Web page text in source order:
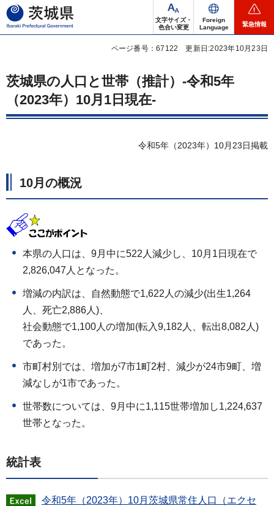
茨城県
文字サイズ・
色合い変更
Foreign
Language
緊急情報
ページ番号：67122 更新日:2023年10月23日
茨城県の人口と世帯（推計）-令和5年
（2023年）10月1日現在-
令和5年（2023年）10月23日掲載
10月の概況
本県の人口は、9月中に522人減少し、10月1日現在で
2,826,047人となった。
増減の内訳は、自然動態で1,622人の減少(出生1,264
人、死亡2,886人)、
社会動態で1,100人の増加(転入9,182人、転出8,082人)
であった。
市町村別では、増加が7市1町2村、減少が24市9町、増
減なしが1市であった。
世帯数については、9月中に1,115世帯増加し1,224,637
世帯となった。
統計表
令和5年（2023年）10月茨城県常住人口（エクセ